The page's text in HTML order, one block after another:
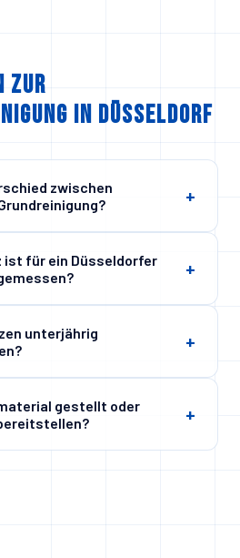
zur
in Düsseldorf
zwischen
+
ist für ein Düsseldorfer
+
unterjährig
+
gestellt oder
+